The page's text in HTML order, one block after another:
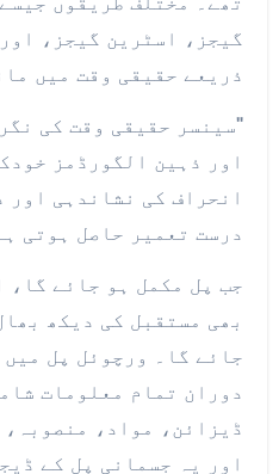
گیجز، اسٹرین گیجز،
ذریعے حقیقی وقت میں
"سینسر حقیقی وقت کی
اور ذہین الگورڈمز
انحراف کی نشاندہی
درست تعمیر حاصل ہوتی
جب پل مکمل ہو جائے گا،
بھی مستقبل کی دیکھ
جائے گا۔ ورچوئل پل
دوران تمام معلومات
ڈیزائن، مواد،
اور یہ جسمانی پل کے